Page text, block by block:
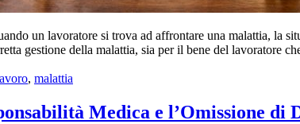
un lavoratore si trova ad affrontare una malattia, la
gestione della malattia, sia per il bene del lavoratore
, malattia
Medica e l’Omissione di